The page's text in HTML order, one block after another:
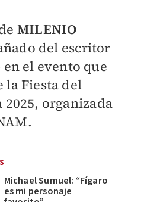
MILENIO
del escritor
en el evento que
la Fiesta del
2025, organizada
Michael Sumuel: “Fígaro
es mi personaje